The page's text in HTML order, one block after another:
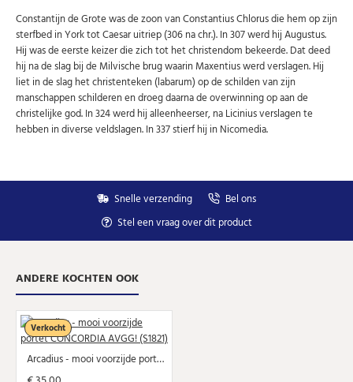
U kunt zich op elk moment weer afmelden via de nieuwsbrief.
Uw gegevens worden niet gedeeld met derden
Niet meer opnieuw tonen.
Constantijn de Grote was de zoon van Constantius Chlorus die hem op zijn
sterfbed in York tot Caesar uitriep (306 na chr.). In 307 werd hij Augustus.
Hij was de eerste keizer die zich tot het christendom bekeerde. Dat deed
hij na de slag bij de Milvische brug waarin Maxentius werd verslagen. Hij
liet in de slag het christenteken (labarum) op de schilden van zijn
manschappen schilderen en droeg daarna de overwinning op aan de
christelijke god. In 324 werd hij alleenheerser, na Licinius verslagen te
hebben in diverse veldslagen. In 337 stierf hij in Nicomedia.
Snelle verzending
Bel ons
Stel een vraag over dit product
ANDERE KOCHTEN OOK
Verkocht
Arcadius - mooi voorzijde portet CONCORDIA AVGG! (S1821)